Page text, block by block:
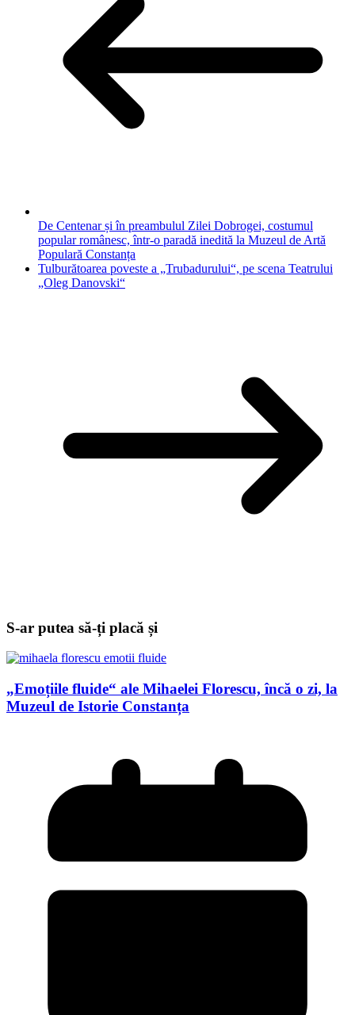
De Centenar și în preambulul Zilei Dobrogei, costumul
popular românesc, într-o paradă inedită la Muzeul de Artă
Populară Constanța
Tulburătoarea poveste a „Trubadurului“, pe scena Teatrului
„Oleg Danovski“
S-ar putea să-ți placă și
„Emoțiile fluide“ ale Mihaelei Florescu, încă o zi, la
Muzeul de Istorie Constanța